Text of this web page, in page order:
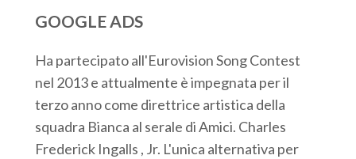
GOOGLE ADS
Ha partecipato all'Eurovision Song Contest
nel 2013 e attualmente è impegnata per il
terzo anno come direttrice artistica della
squadra Bianca al serale di Amici. Charles
Frederick Ingalls , Jr. L'unica alternativa per